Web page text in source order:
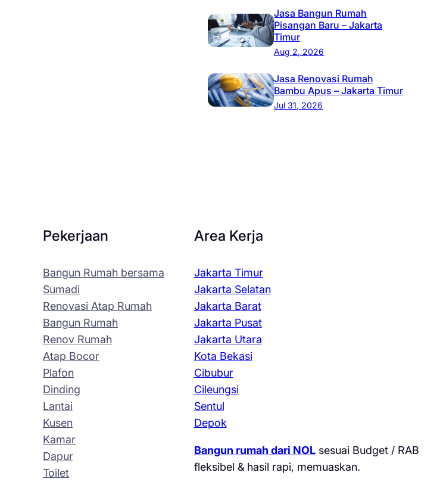
Jasa Bangun Rumah
Pisangan Baru – Jakarta
Timur
Aug 2, 2026
Jasa Renovasi Rumah
Bambu Apus – Jakarta Timur
Jul 31, 2026
Pekerjaan
Bangun Rumah bersama
Sumadi
Renovasi Atap Rumah
Bangun Rumah
Renov Rumah
Atap Bocor
Plafon
Dinding
Lantai
Kusen
Kamar
Dapur
Toilet
Area Kerja
Jakarta Timur
Jakarta Selatan
Jakarta Barat
Jakarta Pusat
Jakarta Utara
Kota Bekasi
Cibubur
Cileungsi
Sentul
Depok
Bangun rumah dari NOLsesuai Budget / RAB
fleksibel & hasil rapi, memuaskan.